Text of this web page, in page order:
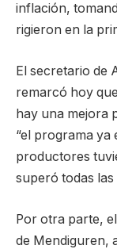
inflación,
rigieron en la
El secretario de
remarcó hoy
hay una mejora
“el programa
productores
superó todas las
Por otra parte,
de Mendiguren,